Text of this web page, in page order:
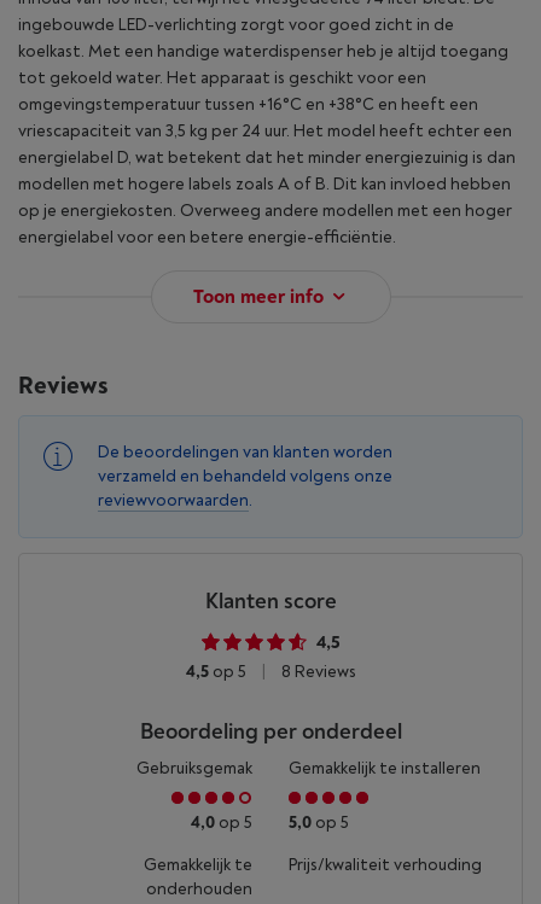
ingebouwde LED-verlichting zorgt voor goed zicht in de
koelkast. Met een handige waterdispenser heb je altijd toegang
tot gekoeld water. Het apparaat is geschikt voor een
omgevingstemperatuur tussen +16°C en +38°C en heeft een
vriescapaciteit van 3,5 kg per 24 uur. Het model heeft echter een
energielabel D, wat betekent dat het minder energiezuinig is dan
modellen met hogere labels zoals A of B. Dit kan invloed hebben
op je energiekosten. Overweeg andere modellen met een hoger
energielabel voor een betere energie-efficiëntie.
Toon meer info
Reviews
De beoordelingen van klanten worden
verzameld en behandeld volgens onze
reviewvoorwaarden.
Klanten score
4,5
4,5op 5 8 Reviews
Beoordeling per onderdeel
Gebruiksgemak
4,0 op 5
Gemakkelijk te installeren
5,0 op 5
Gemakkelijk te
onderhouden
Prijs/kwaliteit verhouding